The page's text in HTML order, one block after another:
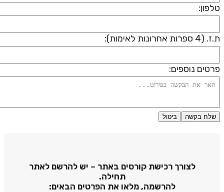
ספרות אחרונות לאימות):
נוספים:
שלח בקשה ביטול
לצורך רכישת קורסים באתר – יש להרשם לאתר
תחילה.
להרשמה, מלאו את הפרטים הבאים: